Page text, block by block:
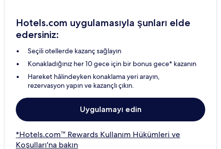
Hotels.com uygulamasıyla şunları elde
edersiniz:
Seçili otellerde kazanç sağlayın
Konakladığınız her 10 gece için bir bonus gece* kazanın
Hareket hâlindeyken konaklama yeri arayın,
rezervasyon yapın ve kazançlı çıkın.
Uygulamayı edin
*Hotels.com™ Rewards Kullanım Hükümleri ve
Koşulları'na bakın